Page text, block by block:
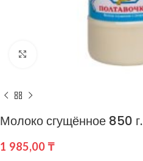
Нажмите, чтобы увеличить
Молоко сгущённое 850 г.
1 985,00 ₸